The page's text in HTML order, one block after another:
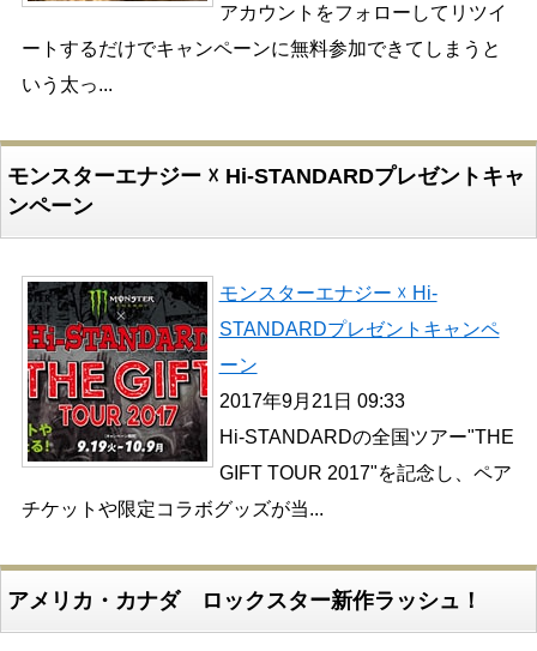
アカウントをフォローしてリツイ
ートするだけでキャンペーンに無料参加できてしまうと
いう太っ...
モンスターエナジー ☓ Hi-STANDARDプレゼントキャ
ンペーン
モンスターエナジー ☓ Hi-
STANDARDプレゼントキャンペ
ーン
2017年9月21日 09:33
Hi-STANDARDの全国ツアー"THE
GIFT TOUR 2017"を記念し、ペア
チケットや限定コラボグッズが当...
アメリカ・カナダ ロックスター新作ラッシュ！